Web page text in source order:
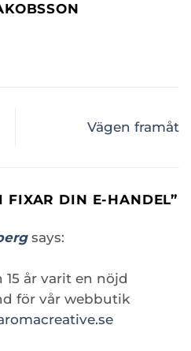
Vägen framåt
FIXAR DIN E-HANDEL”
says:
15 år varit en nöjd
för vår webbutik